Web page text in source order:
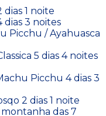
1 noite
dias 3 noites
Picchu / Ayahuasca
5 dias 4 noites
Picchu 4 dias 3
2 dias 1 noite
das 7